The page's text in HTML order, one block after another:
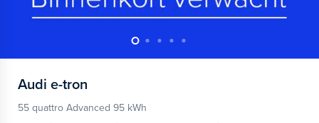
Audi e-tron
55 quattro Advanced 95 kWh